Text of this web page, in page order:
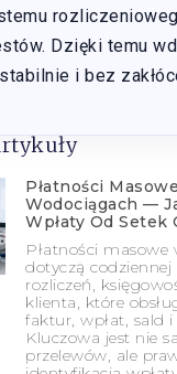
Dzięki temu
i bez
Płatności
Wodociągach —
Wpłaty Od Setek
Płatności
dotyczą codziennej
rozliczeń,
klienta, które
faktur, wpłat, sald i
Kluczowa jest nie
przelewów, ale